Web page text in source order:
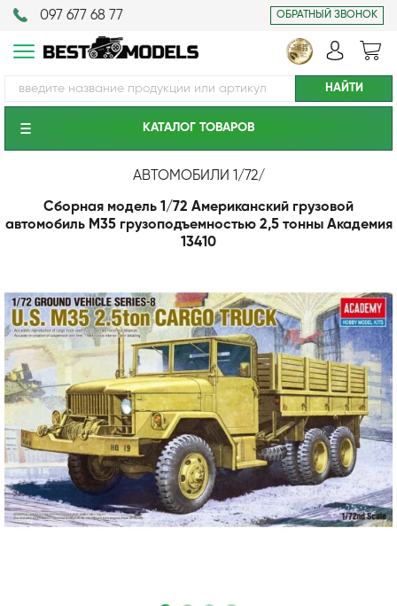
097 677 68 77 ОБРАТНЫЙ ЗВОНОК
КАТАЛОГ ТОВАРОВ
АВТОМОБИЛИ 1/72/
Сборная модель 1/72 Американский грузовой
автомобиль M35 грузоподъемностью 2,5 тонны Академия
13410